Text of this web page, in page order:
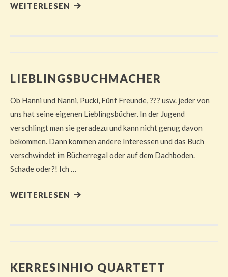
WEITERLESEN
LIEBLINGSBUCHMACHER
Ob Hanni und Nanni, Pucki, Fünf Freunde, ??? usw. jeder von
uns hat seine eigenen Lieblingsbücher. In der Jugend
verschlingt man sie geradezu und kann nicht genug davon
bekommen. Dann kommen andere Interessen und das Buch
verschwindet im Bücherregal oder auf dem Dachboden.
Schade oder?! Ich …
WEITERLESEN
KERRESINHIO QUARTETT